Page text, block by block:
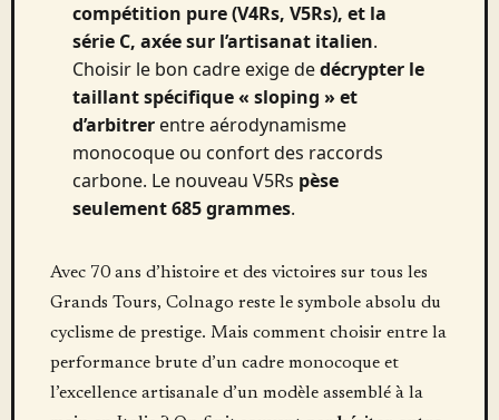
compétition pure (V4Rs, V5Rs), et la
série C, axée sur l’artisanat italien.
Choisir le bon cadre exige dedécrypter le
taillant spécifique « sloping » et
d’arbitrerentre aérodynamisme
monocoque ou confort des raccords
carbone. Le nouveau V5Rs pèse
seulement 685 grammes.
Avec 70 ans d’histoire et des victoires sur tous les
Grands Tours, Colnago reste le symbole absolu du
cyclisme de prestige. Mais comment choisir entre la
performance brute d’un cadre monocoque et
l’excellence artisanale d’un modèle assemblé à la